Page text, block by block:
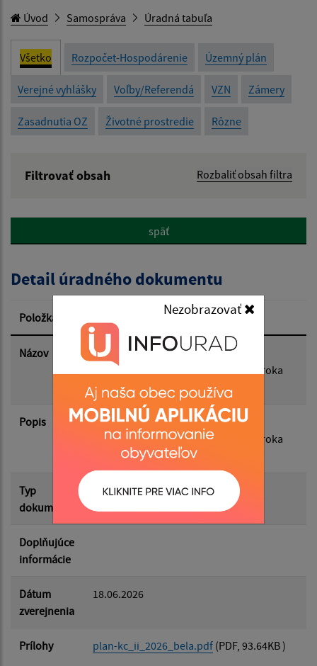
Nezobrazovať
Úvod Samospráva Úradná tabuľa
Všetko Rozpočet-Hospodárenie Územný plán
Verejné vyhlášky Voľby/Referendá VZN Zámery
Zasadnutia OZ Životné prostredie Rôzne
Filtrovať obsah Rozbaliť obsah filtra
Popis:
Dátum zverejnenia od:
Dátum zverejnenia do:
Filtrovať
späť
Detail úradného dokumentu
Položka
Názov
Plán kontrolnej činnosti hlavného
kontrolóra obce na druhú polovicu roka
2026
Popis
Plán kontrolnej činnosti hlavného
kontrolóra obce na druhú polovicu roka
Typ
dokumentu
Rôzne
Doplňujúce
informácie
Dátum
zverejnenia
18.06.2026
Prílohy plan-kc_ii_2026_bela.pdf (PDF, 93.64KB )